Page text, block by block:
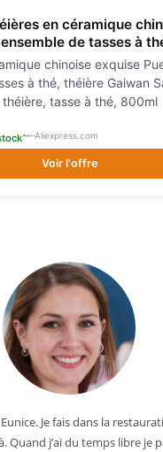
en céramique
de tasses à
bouilloire à eau,
chinoise exquise
à thé, théière Gaiwan
théière, tasse à thé, 800ml
Aliexpress.com
Voir l'offre
Je fais dans la
Quand j’ai du temps libre je